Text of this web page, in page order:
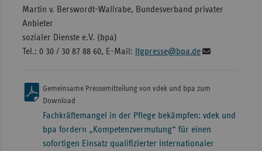
Martin v. Berswordt-Wallrabe, Bundesverband privater
Anbieter
sozialer Dienste e.V. (bpa)
Tel.: 0 30 / 30 87 88 60, E-Mail: ltgpresse@bpa.de
Gemeinsame Pressemitteilung von vdek und bpa zum
Download
Fachkräftemangel in der Pflege bekämpfen: vdek und
bpa fordern „Kompetenzvermutung“ für einen
sofortigen Einsatz qualifizierter internationaler